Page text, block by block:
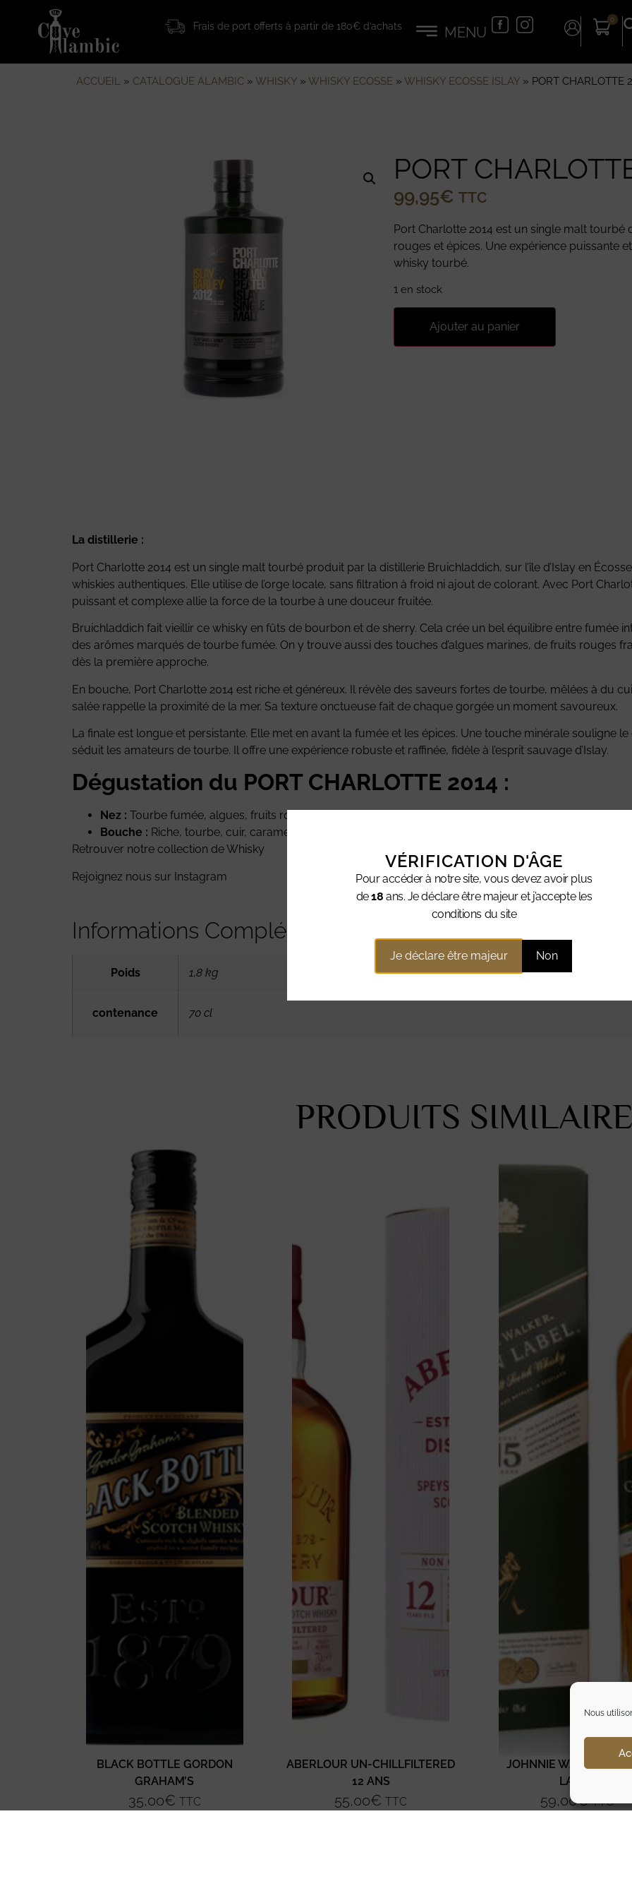
Nous
Frais de port offerts à partir de 180€ d’achats
0
ACCUEIL» CATALOGUE ALAMBIC» WHISKY» WHISKY ECOSSE» WHISKY ECOSSE ISLAY» PORT CHARLOTTE
PORT
99,95€ TTC
Port Charlotte 2014 est un single malt tourbé
rouges et épices. Une expérience puissante
whisky tourbé.
1 en stock
Ajouter au panier
La distillerie :
Port Charlotte 2014 est un single malt tourbé produit par la distillerie Bruichladdich, sur l’île d’Islay en
whiskies authentiques. Elle utilise de l’orge locale, sans filtration à froid ni ajout de colorant. Avec Port
puissant et complexe allie la force de la tourbe à une douceur fruitée.
Bruichladdich fait vieillir ce whisky en fûts de bourbon et de sherry. Cela crée un bel équilibre entre fumée
des arômes marqués de tourbe fumée. On y trouve aussi des touches d’algues marines, de fruits rouges
dès la première approche.
En bouche, Port Charlotte 2014 est riche et généreux. Il révèle des saveurs fortes de tourbe, mêlées à du
salée rappelle la proximité de la mer. Sa texture onctueuse fait de chaque gorgée un moment savoureux.
La finale est longue et persistante. Elle met en avant la fumée et les épices. Une touche minérale souligne
séduit les amateurs de tourbe. Il offre une expérience robuste et raffinée, fidèle à l’esprit sauvage d’Islay.
Dégustation du PORT CHARLOTTE 2014 :
Nez : Tourbe fumée, algues, fruits rouges, épices.
Bouche : Riche, tourbe, cuir, caramel, salinité.
Retrouver notre collection de Whisky
Rejoignez nous sur Instagram
Informations Complémentaires
Poids 1,8 kg
contenance 70 cl
PRODUITS
BLACK BOTTLE GORDON
GRAHAM’S
35,00€ TTC
ABERLOUR UN-CHILLFILTERED
12 ANS
55,00€ TTC
JOHNNIE WALKER
LABEL
59,00€ TTC
VÉRIFICATION D'ÂGE
Pour accéder à notre site, vous devez avoir plus
de18 ans. Je déclare être majeur et j’accepte les
conditions du site
Je déclare être majeur Non